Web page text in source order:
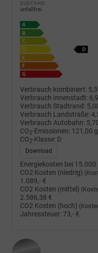
ZUSTAND
unfallfrei
Verbrauch kombiniert:
Verbrauch Innenstadt:
Verbrauch Stadtrand:
Verbrauch Landstraße:
Verbrauch Autobahn:
CO2-Emissionen: 121,00
CO2-Klasse: D
Download
Energiekosten bei
CO2 Kosten (niedrig)
1.089,- €
CO2 Kosten (mittel)
2.586,38 €
CO2 Kosten (hoch)
Jahressteuer: 73,- €